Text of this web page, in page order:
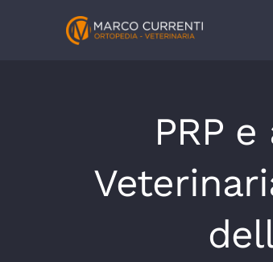
PRP